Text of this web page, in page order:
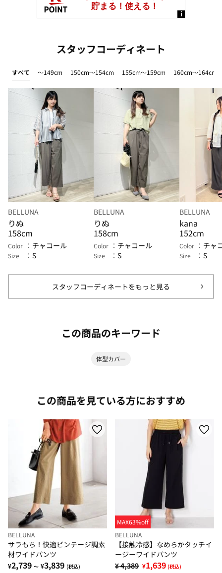
スタッフコーディネート
すべて ～149cm 150cm～154cm 155cm～159cm 160cm～164cm
BELLUNA
りぬ
158cm
Color チャコール
Size S
BELLUNA
りぬ
158cm
Color チャコール
Size S
BELLUNA
kana
152cm
Color チャ
Size S
スタッフコーディネートをもっと見る
この商品のキーワード
体型カバー
この商品を見ている方におすすめ
BELLUNA
サラもち！快適ビンテージ調素
材ワイドパンツ
¥2,739 ～ ¥3,839 (税込)
MAX63%off
BELLUNA
【接触冷感】なめらかタッチイ
ージーワイドパンツ
¥ 4,389 ¥1,639 (税込)